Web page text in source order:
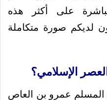
على أكثر هذه
لديكم صورة متكاملة
الإسلامي؟
المسلم عمرو بن العاص